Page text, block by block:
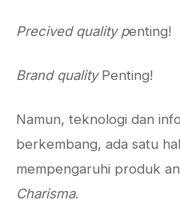
Precived quality penting!
Brand quality Penting!
Namun, teknologi dan
berkembang, ada satu
mempengaruhi produk
Charisma.